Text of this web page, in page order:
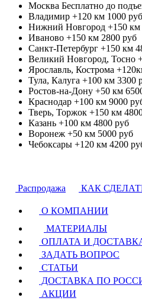
Москва Бесплатно до
Владимир +120 км 1000 руб
Нижний Новгород +150 км
Иваново +150 км 2800 руб
Санкт-Петербург +150 км
Великий Новгород, Тосно
Ярославль, Кострома
Тула, Калуга +100 км 3300
Ростов-на-Дону +50 км
Краснодар +100 км 9000
Тверь, Торжок +150 км
Казань +100 км 4800 руб
Воронеж +50 км 5000 руб
Чебоксары +120 км 4200
Распродажа КАК
О КОМПАНИИ
МАТЕРИАЛЫ
ОПЛАТА И
ЗАДАТЬ ВОПРОС
СТАТЬИ
ДОСТАВКА ПО
АКЦИИ